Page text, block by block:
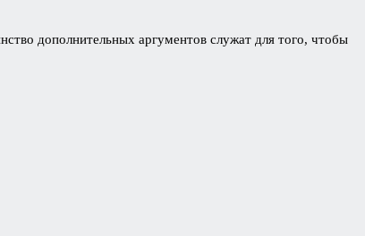
дополнительных аргументов служат для того, чтобы